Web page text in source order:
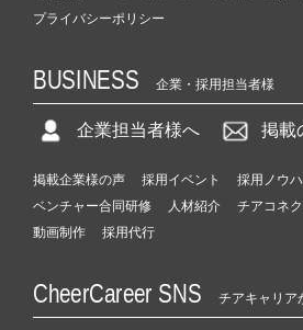
プライバシーポリシー
BUSINESS 企業・採用担当者様
企業担当者様へ 掲載
掲載企業様の声 採用イベント 採用ノウ
ベンチャー合同研修
人材紹介 チアコネ
動画制作
採用代行
CheerCareer SNS チアキャリア